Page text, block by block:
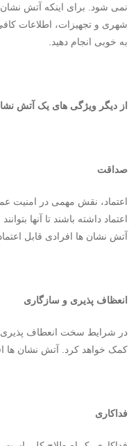
نمی شود. برای اینکه آتش
شهری و تجهیزات، اطلاعات
به خوبی انجام دهید.
از دیگر ویژگی های یک آتش
صداقت
اعتماد، نقش مهمی در امنیت
اعتماد داشته باشند تا آنها
آتش نشان ها افرادی قابل
انعظاف پذیری و سازگاری
در شرایط سخت انعطاف پذیری
کمک خواهد کرد. آتش نشان ها
فداکاری